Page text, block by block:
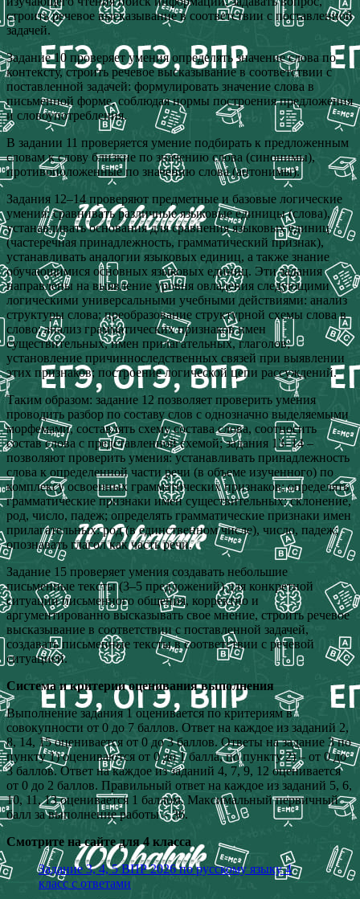
строить речевое высказывание в соответствии с поставленной
задачей.
Задание 10 проверяет умения определять значение слова по
контексту, строить речевое высказывание в соответствии с
поставленной задачей: формулировать значение слова в
письменной форме, соблюдая нормы построения предложения
и словоупотребления.
В задании 11 проверяется умение подбирать к предложенным
словам к слову близкие по значению слова (синонимы),
противоположенные по значению слова (антонимы).
Задания 12–14 проверяют предметные и базовые логические
умения: сравнивать различные языковые единицы (слова),
устанавливать основания для сравнения языковых единиц
(частеречная принадлежность, грамматический признак),
устанавливать аналогии языковых единиц, а также знание
обучающимися основных языковых единиц. Эти задания
направлены на выявление уровня овладения следующими
логическими универсальными учебными действиями: анализ
структуры слова; преобразование структурной схемы слова в
слово; анализ грамматических признаков имен
существительных, имен прилагательных, глаголов;
установление причинноследственных связей при выявлении
этих признаков; построение логической цепи рассуждений.
Таким образом: задание 12 позволяет проверить умения
проводить разбор по составу слов с однозначно выделяемыми
морфемами, составлять схему состава слова, соотносить
состав слова с представленной схемой; задания 13–14 –
позволяют проверить умения: устанавливать принадлежность
слова к определенной части речи (в объеме изученного) по
комплексу освоенных грамматических признаков; определять
грамматические признаки имен существительных: склонение,
род, число, падеж; определять грамматические признаки имен
прилагательных: род (в единственном числе), число, падеж;
опознавать глагол как часть речи.
Задание 15 проверяет умения создавать небольшие
письменные тексты (3–5 предложений) для конкретной
ситуации письменного общения, корректно и
аргументированно высказывать свое мнение, строить речевое
высказывание в соответствии с поставленной задачей,
создавать письменные тексты в соответствии с речевой
ситуацией.
Система и критерии оценивания выполнения
Выполнение задания 1 оценивается по критериям в
совокупности от 0 до 7 баллов. Ответ на каждое из заданий 2,
8, 14, 15 оценивается от 0 до 3 баллов. Ответы на задание 3 по
пункту 1) оцениваются от 0 до 1 балла, по пункту 2) – от 0 до
3 баллов. Ответ на каждое из заданий 4, 7, 9, 12 оценивается
от 0 до 2 баллов. Правильный ответ на каждое из заданий 5, 6,
10, 11, 13 оценивается 1 баллом. Максимальный первичный
балл за выполнение работы – 36.
Смотрите на сайте для 4 класса
Задание 3, 4, 5 ВПР 2026 по русскому языку 4
класс с ответами